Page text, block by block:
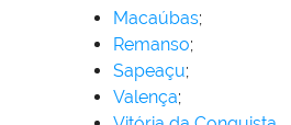
Macaúbas;
Remanso;
Sapeaçu;
Valença;